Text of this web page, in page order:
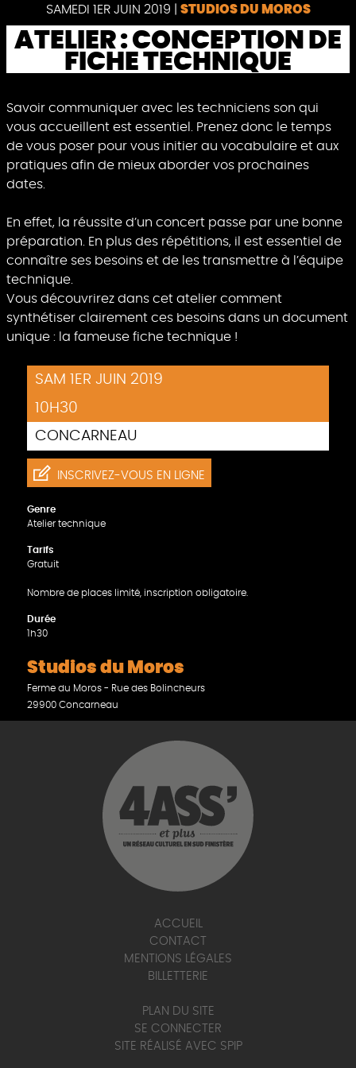
PauseSAMEDI 1ER JUIN 2019 STUDIOS DU MOROS
ATELIER : CONCEPTION DE
FICHE TECHNIQUE
Savoir communiquer avec les techniciens son qui
vous accueillent est essentiel. Prenez donc le temps
de vous poser pour vous initier au vocabulaire et aux
pratiques afin de mieux aborder vos prochaines
dates.
En effet, la réussite d’un concert passe par une bonne
préparation. En plus des répétitions, il est essentiel de
connaître ses besoins et de les transmettre à l’équipe
technique.
Vous découvrirez dans cet atelier comment
synthétiser clairement ces besoins dans un document
unique : la fameuse fiche technique !
SAM 1ER JUIN 2019
10H30
CONCARNEAU
INSCRIVEZ-VOUS EN LIGNE
Genre
Atelier technique
Tarifs
Gratuit
Nombre de places limité, inscription obligatoire.
Durée
1h30
Studios du Moros
Ferme du Moros - Rue des Bolincheurs
29900 Concarneau
ACCUEIL
CONTACT
MENTIONS LÉGALES
BILLETTERIE
PLAN DU SITE
SE CONNECTER
SITE RÉALISÉ AVEC SPIP